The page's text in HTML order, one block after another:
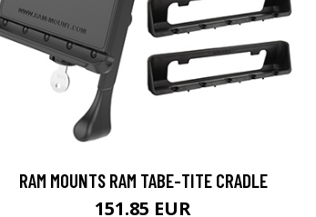
RAM MOUNTS RAM TABE-TITE CRADLE
151.85 EUR